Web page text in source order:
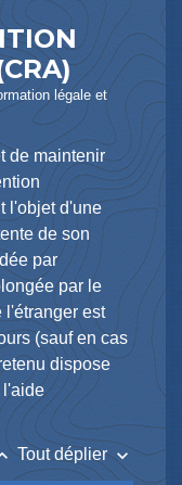
légale et
de maintenir
l'objet d'une
de son
par
par le
l'étranger est
(sauf en cas
dispose
l'aide
Tout déplierkeyboard_arrow_down